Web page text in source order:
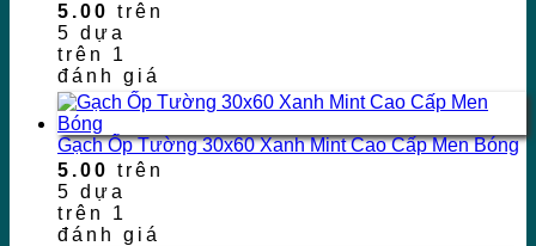
5.00 trên
5 dựa
trên 1
đánh giá
Gạch Ốp Tường 30x60 Xanh Mint Cao Cấp Men Bóng
5.00 trên
5 dựa
trên 1
đánh giá